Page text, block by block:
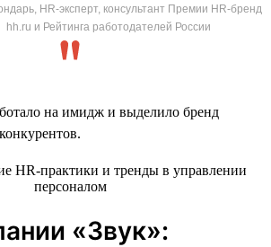
HR-эксперт, консультант Премии HR-бренд
hh.ru и Рейтинга работодателей России
на имидж и выделило бренд
«Звук»: